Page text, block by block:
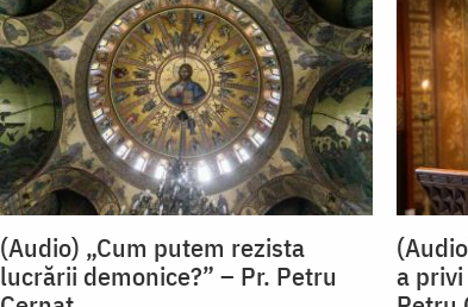
(Audio) „Cum putem rezista
lucrării demonice?” – Pr. Petru
a privi